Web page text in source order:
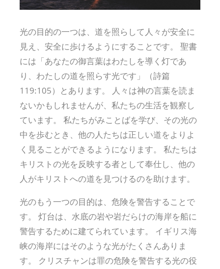
光の目的の一つは、道を照らして人々が安全に
見え、安全に歩けるようにすることです。 聖書
には「あなたの御言葉はわたしを導く灯であ
り、わたしの道を照らす光です」（詩篇
119:105）とあります。 人々は神の言葉を読ま
ないかもしれませんが、私たちの生活を観察し
ています。 私たちがみことばを学び、その光の
中を歩むとき、他の人たちは正しい道をよりよ
く見ることができるようになります。 私たちは
キリストの光を反映する者として奉仕し、他の
人がキリストへの道を見つけるのを助けます。
光のもう一つの目的は、危険を警告することで
す。 灯台は、水底の岩や岩だらけの海岸を船に
警告するために建てられています。 イギリス海
峡の海岸にはそのような光がたくさんありま
す。 クリスチャンは罪の危険を警告する光の役